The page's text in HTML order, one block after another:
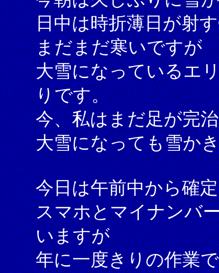
日中は時折薄日が射
まだまだ寒いですが
大雪になっているエ
りです。
今、私はまだ足が完
大雪になっても雪か
今日は午前中から確
スマホとマイナンバ
いますが
年に一度きりの作業